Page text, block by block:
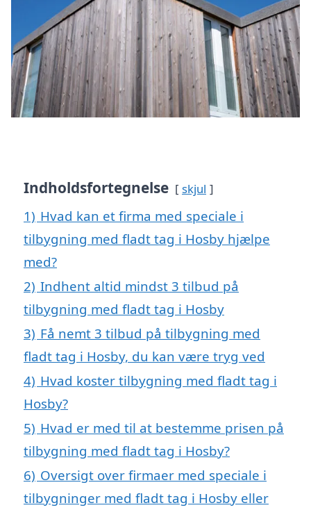
Indholdsfortegnelse skjul
1) Hvad kan et firma med speciale i
tilbygning med fladt tag i Hosby hjælpe
med?
2) Indhent altid mindst 3 tilbud på
tilbygning med fladt tag i Hosby
3) Få nemt 3 tilbud på tilbygning med
fladt tag i Hosby, du kan være tryg ved
4) Hvad koster tilbygning med fladt tag i
Hosby?
5) Hvad er med til at bestemme prisen på
tilbygning med fladt tag i Hosby?
6) Oversigt over firmaer med speciale i
tilbygninger med fladt tag i Hosby eller